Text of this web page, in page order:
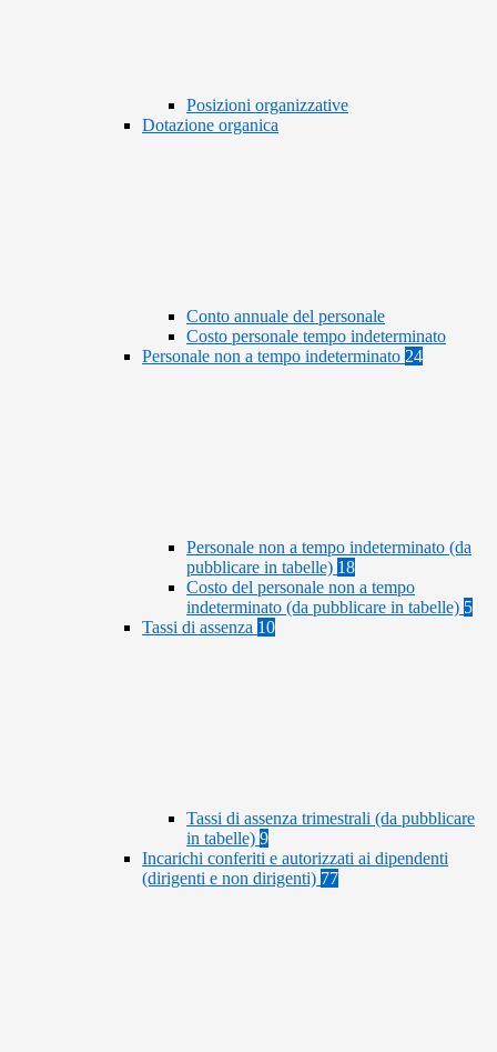
Posizioni organizzative
Dotazione organica
Conto annuale del personale
Costo personale tempo indeterminato
Personale non a tempo indeterminato 24
Personale non a tempo indeterminato (da
pubblicare in tabelle) 18
Costo del personale non a tempo
indeterminato (da pubblicare in tabelle) 5
Tassi di assenza 10
Tassi di assenza trimestrali (da pubblicare
in tabelle) 9
Incarichi conferiti e autorizzati ai dipendenti
(dirigenti e non dirigenti) 77